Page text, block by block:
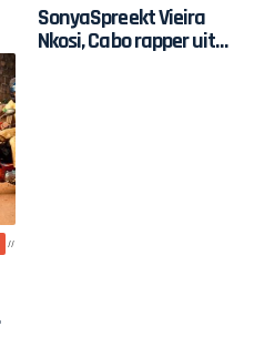
SonyaSpreekt Vieira
Nkosi, Cabo rapper uit